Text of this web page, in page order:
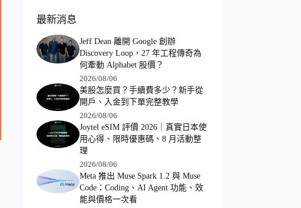
最新消息
Jeff Dean 離開 Google 創辦
Discovery Loop，27 年工程傳奇為
何牽動 Alphabet 股價？
2026/08/06
美股怎麼買？手續費多少？新手從
開戶、入金到下單完整教學
2026/08/06
Joytel eSIM 評價 2026｜真實日本使
用心得、限時優惠碼、8 月活動整
理
2026/08/06
Meta 推出 Muse Spark 1.2 與 Muse
Code：Coding、AI Agent 功能、效
能與價格一次看